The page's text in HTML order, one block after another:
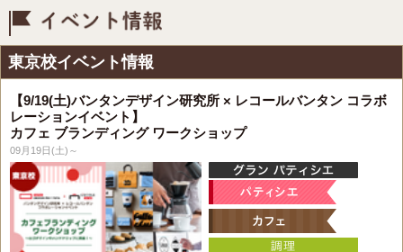
東京校イベント情報
【9/19(土)バンタンデザイン研究所 × レコールバンタン コラボ
レーションイベント】
カフェ ブランディング ワークショップ
09月19日(土)～